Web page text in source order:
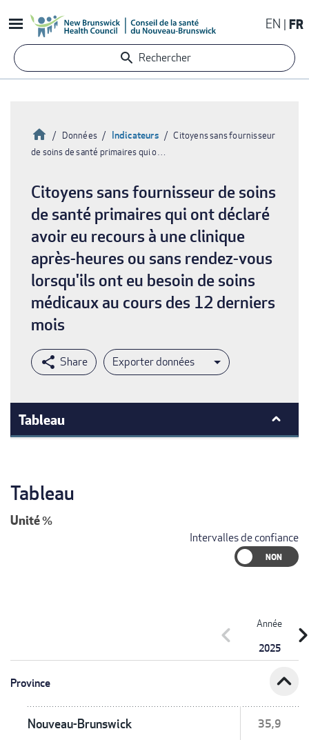
au
contenu
principal
EN FR
Rechercher
d'Ariane
Accueil
Données Indicateurs
Citoyens sans fournisseur
de soins de santé primaires qui o…
Citoyens sans fournisseur de soins
de santé primaires qui ont déclaré
avoir eu recours à une clinique
après-heures ou sans rendez-vous
lorsqu'ils ont eu besoin de soins
médicaux au cours des 12 derniers
mois
Exporter données
Tableau
Tableau
Unité%
Intervalles de confiance
Année
2025
chevron_left
Province expand_less
Nouveau-Brunswick 35,9